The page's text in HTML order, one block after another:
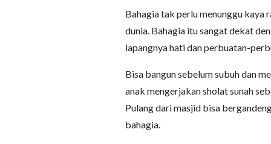
Bahagia tak perlu menunggu kaya
dunia. Bahagia itu sangat dekat
lapangnya hati dan perbuatan-
Bisa bangun sebelum subuh dan
anak mengerjakan sholat sunah
Pulang dari masjid bisa
bahagia.